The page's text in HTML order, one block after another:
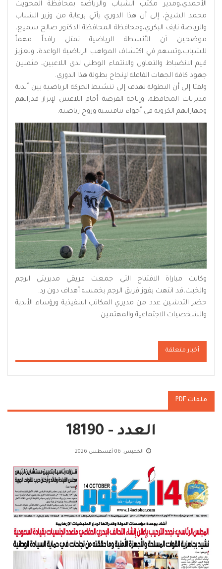
الأحمدي،ومدير مكتب الشباب والرياضة بمحافظة المحويت
محمد الشيخ، إلى أن هذا الدوري يأتي برعاية من وزير الشباب
والرياضة نايف البكري،ومحافظة المحافظة الدكتور صالح سميع،
موضحين أن الأنشطة الرياضية تمثل رافداً مهماً
للشباب،وتسهم في اكتشاف المواهب الرياضية الواعدة، وتعزيز
قيم الانضباط والتعاون والانتماء الوطني لدى اللاعبين، مثمنين
جهود كافة الجهات الفاعلة لإنجاح بطولة هذا الدوري.
ولفتا إلى أن البطولة تهدف إلى تنشيط الحركة الرياضية بين أندية
مديريات المحافظة، وإتاحة الفرصة أمام اللاعبين لإبراز قدراتهم
ومهاراتهم الكروية في أجواء تنافسية وروح رياضية.
وكانت مباراة الافتتاح التي جمعت فريقي مديريتي الرجم
والخبت،قد انتهت بفوز فريق الرجم بخمسة أهداف دون رد.
حضر التدشين عدد من مديري المكاتب التنفيذية ورؤساء الأندية
والشخصيات الاجتماعية والمهتمين.
أخبار متعلقة
ملفات PDF
العدد - 18190
الخميس, 06 أغسطس 2026